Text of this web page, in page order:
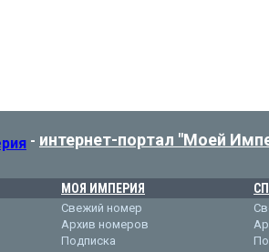
- интернет-портал "Моей
МОЯ ИМПЕРИЯ
Свежий номер
Архив номеров
Подписка